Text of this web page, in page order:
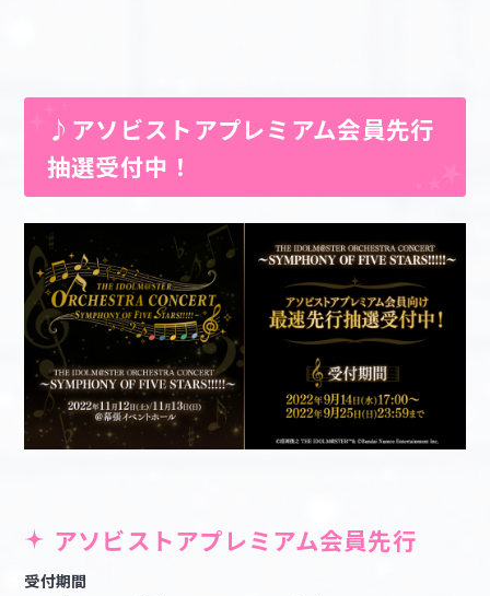
♪アソビストアプレミアム会員先行
抽選受付中！
アソビストアプレミアム会員先行
受付期間